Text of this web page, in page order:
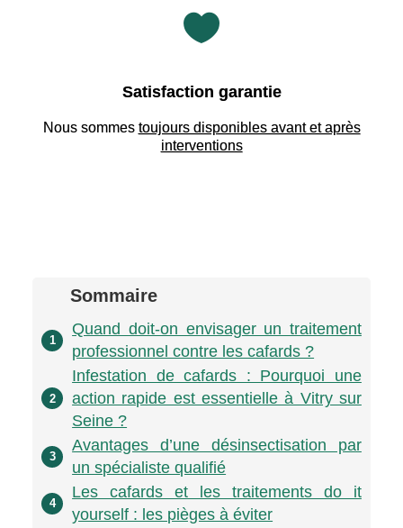

Satisfaction garantie
Nous sommes toujours disponibles avant et après
interventions
Sommaire
1
Quand doit-on envisager un traitement
professionnel contre les cafards ?
2
Infestation de cafards : Pourquoi une
action rapide est essentielle à Vitry sur
Seine ?
3
Avantages d’une désinsectisation par
un spécialiste qualifié
4
Les cafards et les traitements do it
yourself : les pièges à éviter